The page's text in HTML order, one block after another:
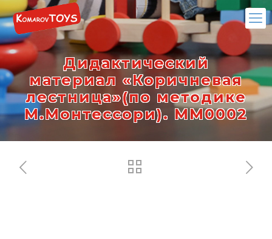
Дидактический
материал «Коричневая
лестница»(по методике
М.Монтессори). ММ0002